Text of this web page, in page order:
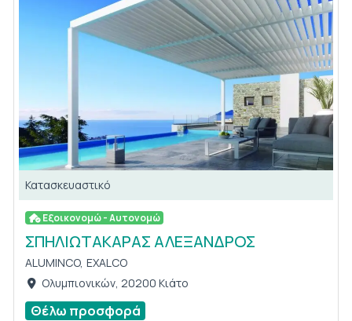
Κατασκευαστικό
Εξοικονομώ - Αυτονομώ
ΣΠΗΛΙΩΤΑΚΑΡΑΣ ΑΛΕΞΑΝΔΡΟΣ
ALUMINCO, EXALCO
Ολυμπιονικών, 20200 Κιάτο
Θέλω προσφορά